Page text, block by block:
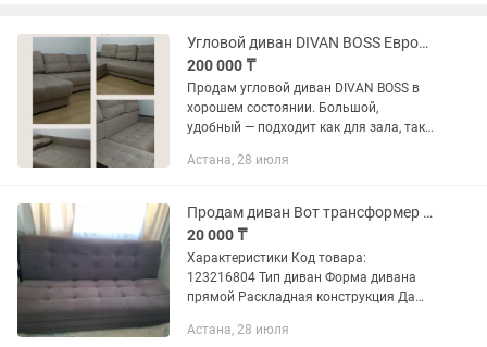
Угловой диван DIVAN BOSS Еврокнижка Большой Торг
200 000 ₸
Продам угловой диван DIVAN BOSS в
хорошем состоянии. Большой,
удобный — подходит как для зала, так
285×156×96 см — Спальное место:
Астана, 28 июля
Продам диван Вот трансформер еврокнижка
20 000 ₸
Характеристики Код товара:
123216804 Тип диван Форма дивана
прямой Раскладная конструкция Да
Обивка велюр Особенности
Астана, 28 июля